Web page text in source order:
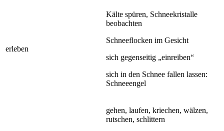
erleben
Kälte spüren, Schneekristalle
beobachten
Schneeflocken im Gesicht
sich gegenseitig „einreiben“
sich in den Schnee fallen lassen:
Schneeengel
gehen, laufen, kriechen, wälzen,
rutschen, schlittern